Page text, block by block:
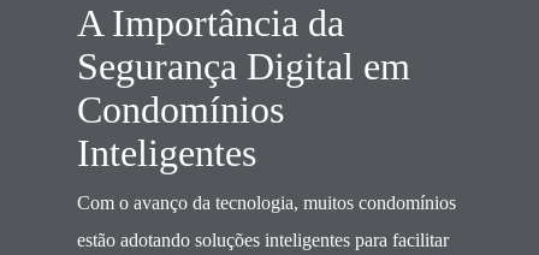
A Importância da
Segurança Digital em
Condomínios
Inteligentes
Com o avanço da tecnologia, muitos condomínios
estão adotando soluções inteligentes para facilitar